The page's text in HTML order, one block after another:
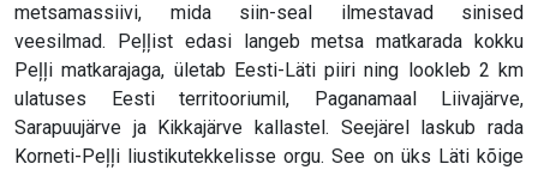
metsamassiivi, mida siin-seal ilmestavad sinised
veesilmad. Peļļist edasi langeb metsa matkarada kokku
Peļļi matkarajaga, ületab Eesti-Läti piiri ning lookleb 2 km
ulatuses Eesti territooriumil, Paganamaal Liivajärve,
Sarapuujärve ja Kikkajärve kallastel. Seejärel laskub rada
Korneti-Peļļi liustikutekkelisse orgu. See on üks Läti kõige